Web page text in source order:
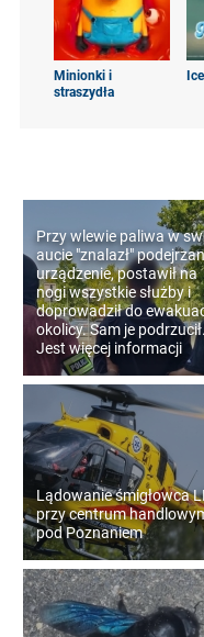
Minionki i
straszydła
Przy wlewie paliwa w
aucie "znalazł"
urządzenie, postawił na
nogi wszystkie służby i
doprowadził do
okolicy. Sam je podrzucił.
Jest więcej informacji
Lądowanie śmigłowca
przy centrum
pod Poznaniem